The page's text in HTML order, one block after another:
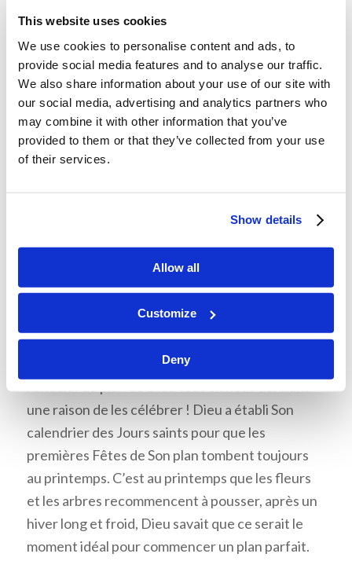
This website uses cookies
We use cookies to personalise content and ads, to
provide social media features and to analyse our traffic.
We also share information about your use of our site with
our social media, advertising and analytics partners who
may combine it with other information that you’ve
provided to them or that they’ve collected from your use
of their services.
Show details
Allow all
Customize
Deny
“L’Éternel parla à Moïse, et
dit :
Parle aux enfants d’Israël, et tu leur diras : Les
fêtes de l’Éternel, que vous publierez, seront de
incroyable, Dieu annonce qu’Il veut que Son
peuple célèbre Ses Fêtes et qu’il les célèbre
chaque année ! À travers ces Fêtes spéciales, ou
Jours saints, Il veut enseigner à Son peuple Son
plan merveilleux et sensationnel pour chaque
être humain qui a jamais vécu ! Chaque année, les
Fêtes de l’Éternel nous offrent l’occasion de
une raison de les célébrer ! Dieu a établi Son
calendrier des Jours saints pour que les
premières Fêtes de Son plan tombent toujours
au printemps. C’est au printemps que les fleurs
et les arbres recommencent à pousser, après un
hiver long et froid, Dieu savait que ce serait le
moment idéal pour commencer un plan parfait.